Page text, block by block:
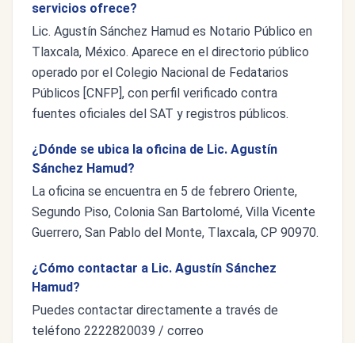
servicios ofrece?
Lic. Agustín Sánchez Hamud es Notario Público en
Tlaxcala, México. Aparece en el directorio público
operado por el Colegio Nacional de Fedatarios
Públicos [CNFP], con perfil verificado contra
fuentes oficiales del SAT y registros públicos.
¿Dónde se ubica la oficina de Lic. Agustín
Sánchez Hamud?
La oficina se encuentra en 5 de febrero Oriente,
Segundo Piso, Colonia San Bartolomé, Villa Vicente
Guerrero, San Pablo del Monte, Tlaxcala, CP 90970.
¿Cómo contactar a Lic. Agustín Sánchez
Hamud?
Puedes contactar directamente a través de
teléfono 2222820039 / correo